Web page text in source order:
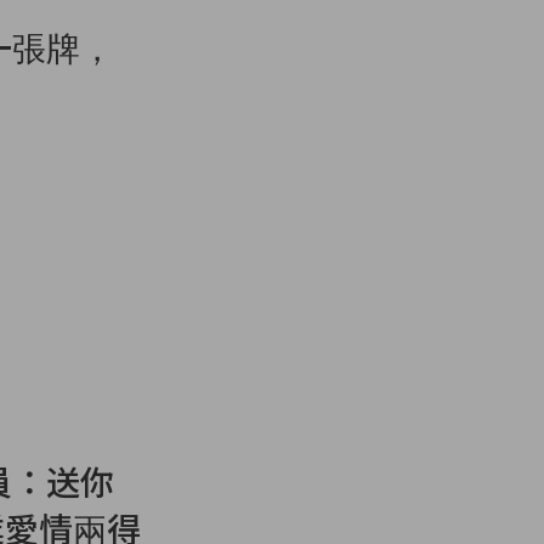
牌，
送你
情兩得